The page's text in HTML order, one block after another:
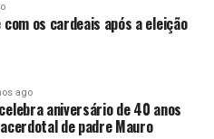
com os cardeais após a eleição
ago
aniversário de 40 anos
de padre Mauro